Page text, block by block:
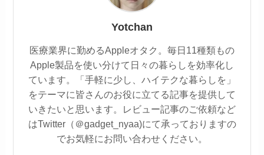
Yotchan
医療業界に勤めるAppleオタク。毎日11種類もの
Apple製品を使い分けて日々の暮らしを効率化し
ています。「手軽に少し、ハイテクな暮らしを」
をテーマに皆さんのお役に立てる記事を提供して
いきたいと思います。レビュー記事のご依頼など
はTwitter（＠gadget_nyaa)にて承っておりますの
でお気軽にお問い合わせください。